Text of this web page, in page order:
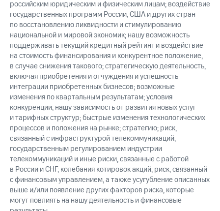
российским юридическим и физическим лицам; воздействие
государственных программ России, США и других стран
по восстановлению ликвидности и стимулированию
национальной и мировой экономик; нашу возможность
поддерживать текущий кредитный рейтинг и воздействие
на стоимость финансирования и конкурентное положение,
в случае снижения такового; стратегическую деятельность,
включая приобретения и отчуждения и успешность
интеграции приобретенных бизнесов; возможные
изменения по квартальным результатам; условия
конкуренции; нашу зависимость от развития новых услуг
и тарифных структур; быстрые изменения технологических
процессов и положения на рынке; стратегию; риск,
связанный с инфраструктурой телекоммуникаций,
государственным регулированием индустрии
телекоммуникаций и иные риски, связанные с работой
в России и СНГ; колебания котировок акций; риск, связанный
с финансовым управлением, а также усугубление описанных
выше и/или появление других факторов риска, которые
могут повлиять на нашу деятельность и финансовые